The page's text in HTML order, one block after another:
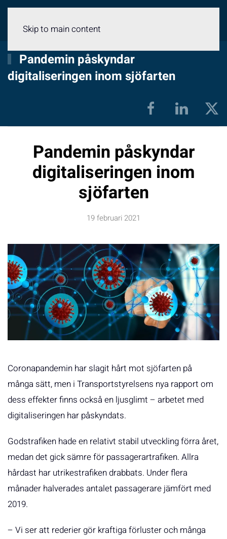
Skip to main content
Pandemin påskyndar
digitaliseringen inom sjöfarten
Pandemin påskyndar
digitaliseringen inom
sjöfarten
19 februari 2021
Coronapandemin har slagit hårt mot sjöfarten på
många sätt, men i Transportstyrelsens nya rapport om
dess effekter finns också en ljusglimt – arbetet med
digitaliseringen har påskyndats.
Godstrafiken hade en relativt stabil utveckling förra året,
medan det gick sämre för passagerartrafiken. Allra
hårdast har utrikestrafiken drabbats. Under flera
månader halverades antalet passagerare jämfört med
2019.
– Vi ser att rederier gör kraftiga förluster och många